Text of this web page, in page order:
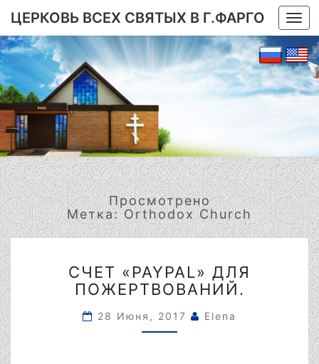
ЦЕРКОВЬ ВСЕХ СВЯТЫХ В Г.ФАРГО
Просмотрено
Метка:Orthodox Church
«PAYPAL»
ДЛЯ
СЧЕТ «PAYPAL» ДЛЯ
ПОЖЕРТВОВАНИЙ.
28 Июня, 2017 Elena